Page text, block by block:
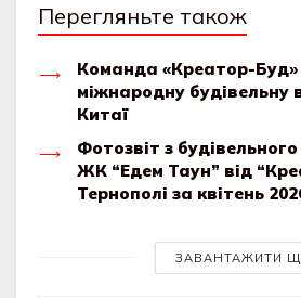
Перегляньте також
Команда «Креатор-Буд»
міжнародну будівельну
Китаї
Фотозвіт з
ЖК “Едем Таун” від
Тернополі за квітень
ЗАВАНТАЖИТИ